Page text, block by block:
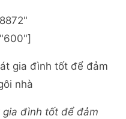
gia đình tốt để đảm